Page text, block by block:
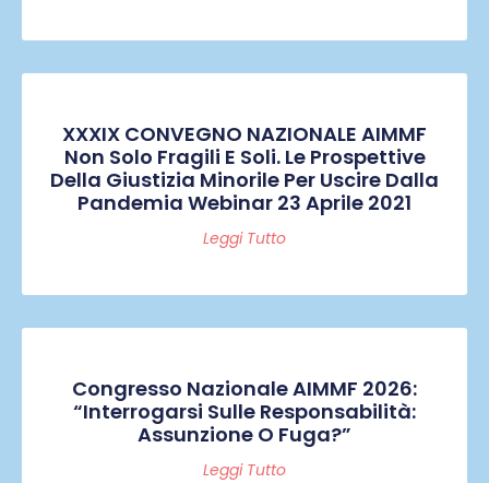
XXXIX CONVEGNO NAZIONALE AIMMF
Non Solo Fragili E Soli. Le Prospettive
Della Giustizia Minorile Per Uscire Dalla
Pandemia Webinar 23 Aprile 2021
Leggi Tutto
Congresso Nazionale AIMMF 2026:
“Interrogarsi Sulle Responsabilità:
Assunzione O Fuga?”
Leggi Tutto